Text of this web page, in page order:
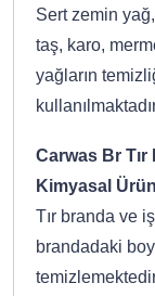
Sert zemin
taş, karo,
yağların
Carwas Br Tır
Kimyasal
Tır branda ve
brandadaki